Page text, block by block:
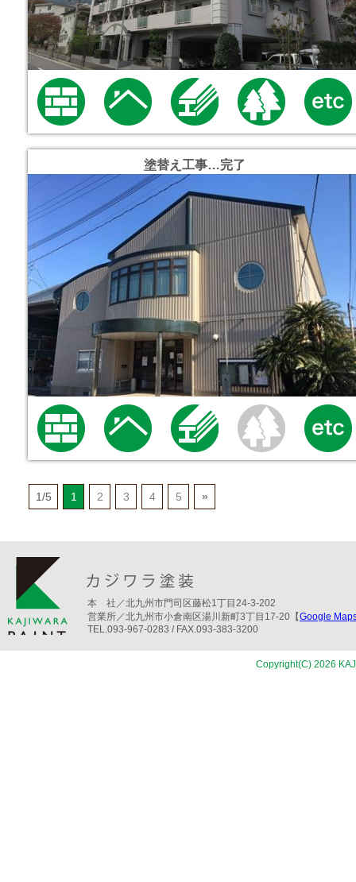
塗替え工事…完了
1/5 1 2 3 4 5 »
本 社／北九州市門司区藤松1丁目24-3-202
営業所／北九州市小倉南区湯川新町3丁目17-20【Google
TEL.093-967-0283 / FAX.093-383-3200
Copyright(C) 2026